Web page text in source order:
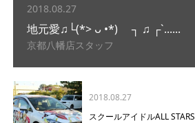
2018.08.27
地元愛♫└(*> ᴗ •*)ゞ ┐ ♫ ┌`......
京都八幡店スタッフ
2018.08.27
スクールアイドルALL STARS